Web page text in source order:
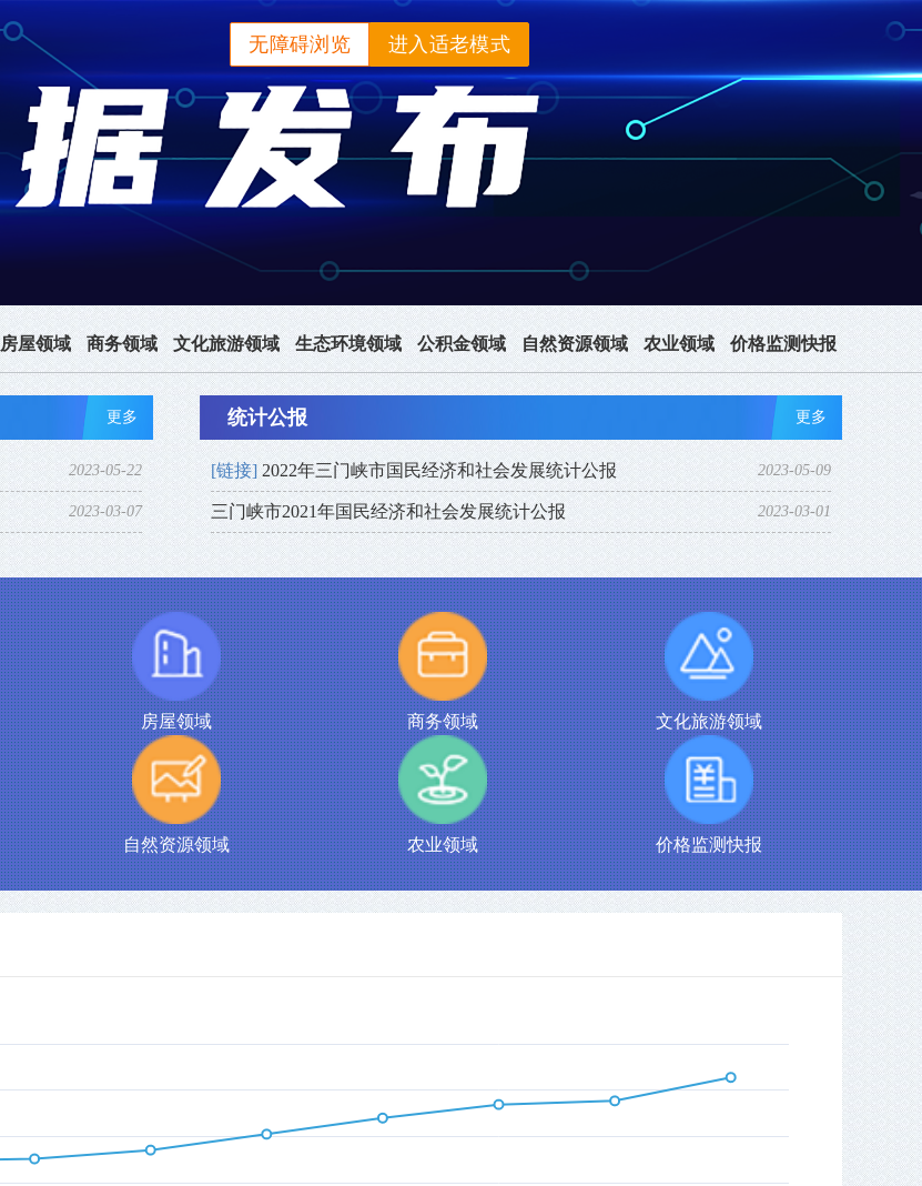
无障碍浏览 进入适老模式
房屋领域 商务领域 文化旅游领域 生态环境领域 公积金领域 自然资源领域 农业领域 价格监测快报
更多
2023-05-22
2023-03-07
统计公报 更多
[链接] 2022年三门峡市国民经济和社会发展统计公报 2023-05-09
三门峡市2021年国民经济和社会发展统计公报 2023-03-01
房屋领域 商务领域 文化旅游领域
自然资源领域 农业领域 价格监测快报